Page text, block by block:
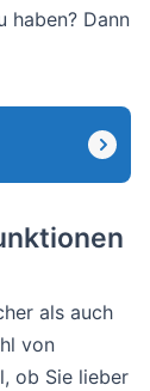
haben? Dann
als auch
von
ob Sie lieber